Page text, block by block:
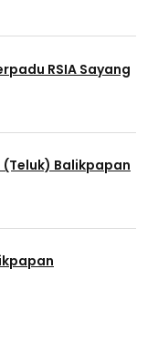
RSIA Sayang
Balikpapan